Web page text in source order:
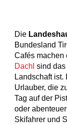
Die
Bundesland
Cafés machen
Dachl sind
Landschaft
Urlauber, die
Tag auf der
oder
Skifahrer und